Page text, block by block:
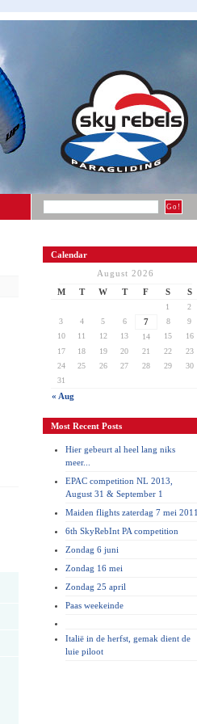
Calendar
August 2026
M
T W T F S S
« Aug
1
2
3
4 5 6 7 8
9
10
11 12 13 14 15
16
17
18 19 20 21 22
23
24
25 26 27 28 29
30
31
Most Recent Posts
Hier gebeurt al heel lang niks
meer...
EPAC competition NL 2013,
August 31 & September 1
Maiden flights zaterdag 7 mei 2011
6th SkyRebInt PA competition
Zondag 6 juni
Zondag 16 mei
Zondag 25 april
Paas weekeinde
Italië in de herfst, gemak dient de
luie piloot